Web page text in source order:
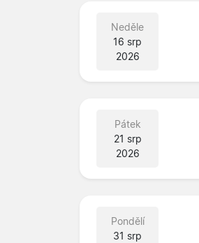
Neděle
16 srp
2026
Pátek
21 srp
2026
Pondělí
31 srp